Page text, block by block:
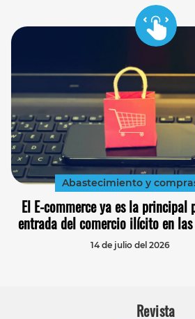
Abastecimiento y
El E-commerce ya es la principal
entrada del comercio ilícito en
14 de julio del 2026
Revista